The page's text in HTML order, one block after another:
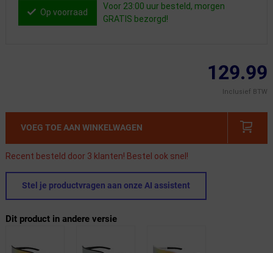
Op voorraad
Voor 23:00 uur besteld, morgen
GRATIS bezorgd!
129.99
Inclusief BTW
VOEG TOE AAN WINKELWAGEN
Recent besteld door 3 klanten! Bestel ook snel!
Stel je productvragen aan onze AI assistent
Dit product in andere versie